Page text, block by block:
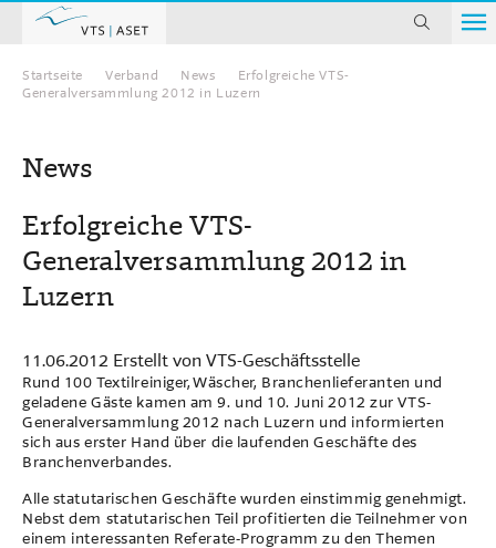
Home
Startseite Verband News
Erfolgreiche VTS-
Generalversammlung 2012 in Luzern
News
Erfolgreiche VTS-
Generalversammlung 2012 in
Luzern
11.06.2012 Erstellt von VTS-Geschäftsstelle
Rund 100 Textilreiniger, Wäscher, Branchenlieferanten und
geladene Gäste kamen am 9. und 10. Juni 2012 zur VTS-
Generalversammlung 2012 nach Luzern und informierten
sich aus erster Hand über die laufenden Geschäfte des
Branchenverbandes.
Alle statutarischen Geschäfte wurden einstimmig genehmigt.
Nebst dem statutarischen Teil profitierten die Teilnehmer von
einem interessanten Referate-Programm zu den Themen